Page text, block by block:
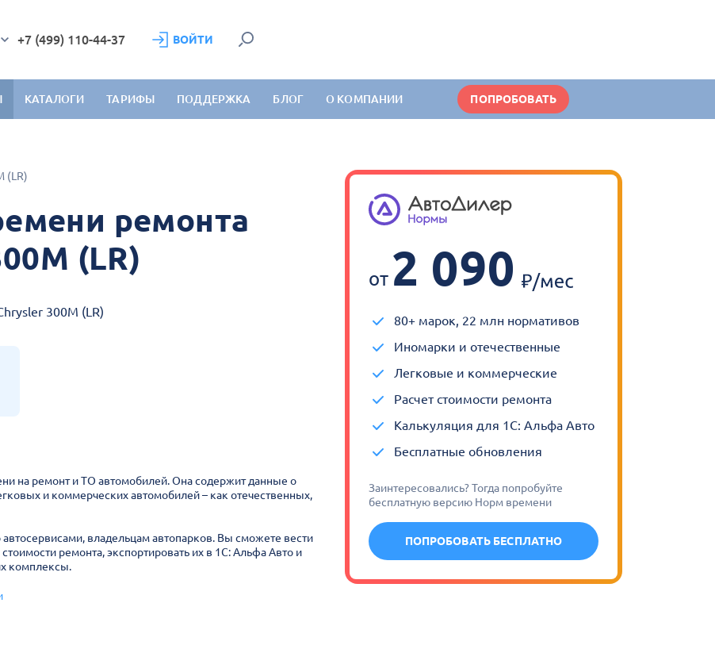
+7 (499) 110-44-37 ВОЙТИ
КАТАЛОГИ ТАРИФЫ ПОДДЕРЖКА БЛОГ О КОМПАНИИ ПОПРОБОВАТЬ
(LR)
ремонта
(LR)
300M (LR)
на ремонт и ТО автомобилей. Она содержит данные о
и коммерческих автомобилей – как отечественных,
владельцам автопарков. Вы сможете вести
ремонта, экспортировать их в 1С: Альфа Авто и
комплексы.
от 2 090
80+ марок, 22 млн нормативов
Иномарки и отечественные
Легковые и коммерческие
Расчет стоимости ремонта
Калькуляция для 1С: Альфа Авто
Бесплатные обновления
Заинтересовались? Тогда попробуйте
бесплатную версию Норм времени
ПОПРОБОВАТЬ БЕСПЛАТНО